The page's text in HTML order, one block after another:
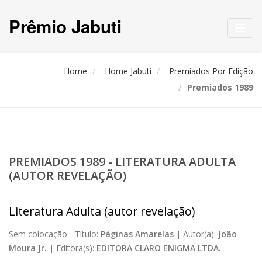
Prêmio Jabuti
Home Home Jabuti
Premiados Por Edição
Premiados 1989
PREMIADOS 1989 - LITERATURA ADULTA
(AUTOR REVELAÇÃO)
Literatura Adulta (autor revelação)
Sem colocação - Título: Páginas Amarelas | Autor(a): João
Moura Jr. | Editora(s): EDITORA CLARO ENIGMA LTDA.